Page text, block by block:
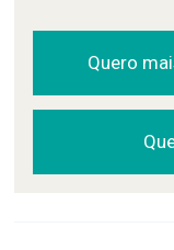
Quero